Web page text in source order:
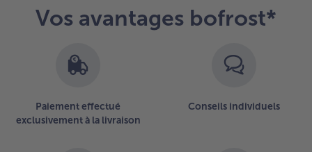
Vos avantages bofrost*
Paiement effectué
exclusivement à la livraison
Conseils individuels